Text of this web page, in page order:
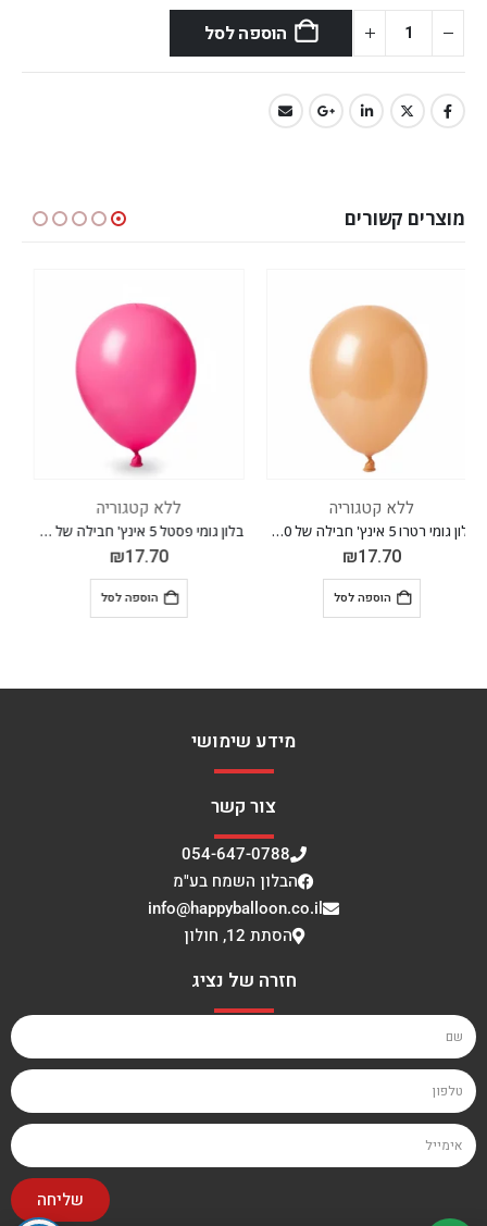
הוספה לסל
מוצרים קשורים
ללא קטגוריה
17.70
הוספה לסל
ללא קטגוריה
17.70
הוספה לסל
מידע שימושי
צור קשר
054-647-0788
הבלון השמח בע"מ
info@happyballoon.co.il
הסתת 12, חולון
חזרה של נציג
שליחה